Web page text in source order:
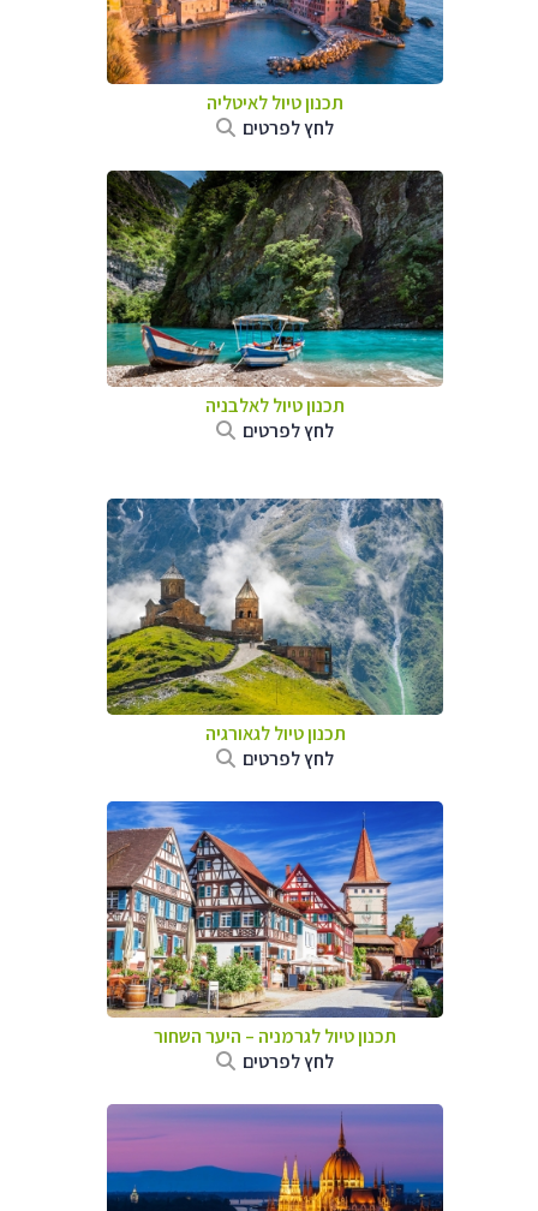
תכנון טיול לאיטליה
לחץ לפרטים
תכנון טיול לאלבניה
לחץ לפרטים
תכנון טיול לגאורגיה
לחץ לפרטים
תכנון טיול לגרמניה – היער השחור
לחץ לפרטים